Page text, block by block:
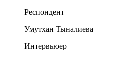
Респондент
Умутхан Тыналиева
Интервьюер